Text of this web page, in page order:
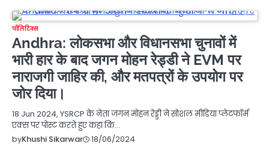
पॉलिटिक्स
Andhra: लोकसभा और विधानसभा चुनावों में
भारी हार के बाद जगन मोहन रेड्डी ने EVM पर
नाराजगी जाहिर की, और मतपत्रों के उपयोग पर
जोर दिया।
18 Jun 2024, YSRCP के नेता जगन मोहन रेड्डी ने सोशल मीडिया प्लेटफॉर्म
एक्स पर पोस्ट करते हुए कहा कि…
byKhushi Sikarwar 18/06/2024